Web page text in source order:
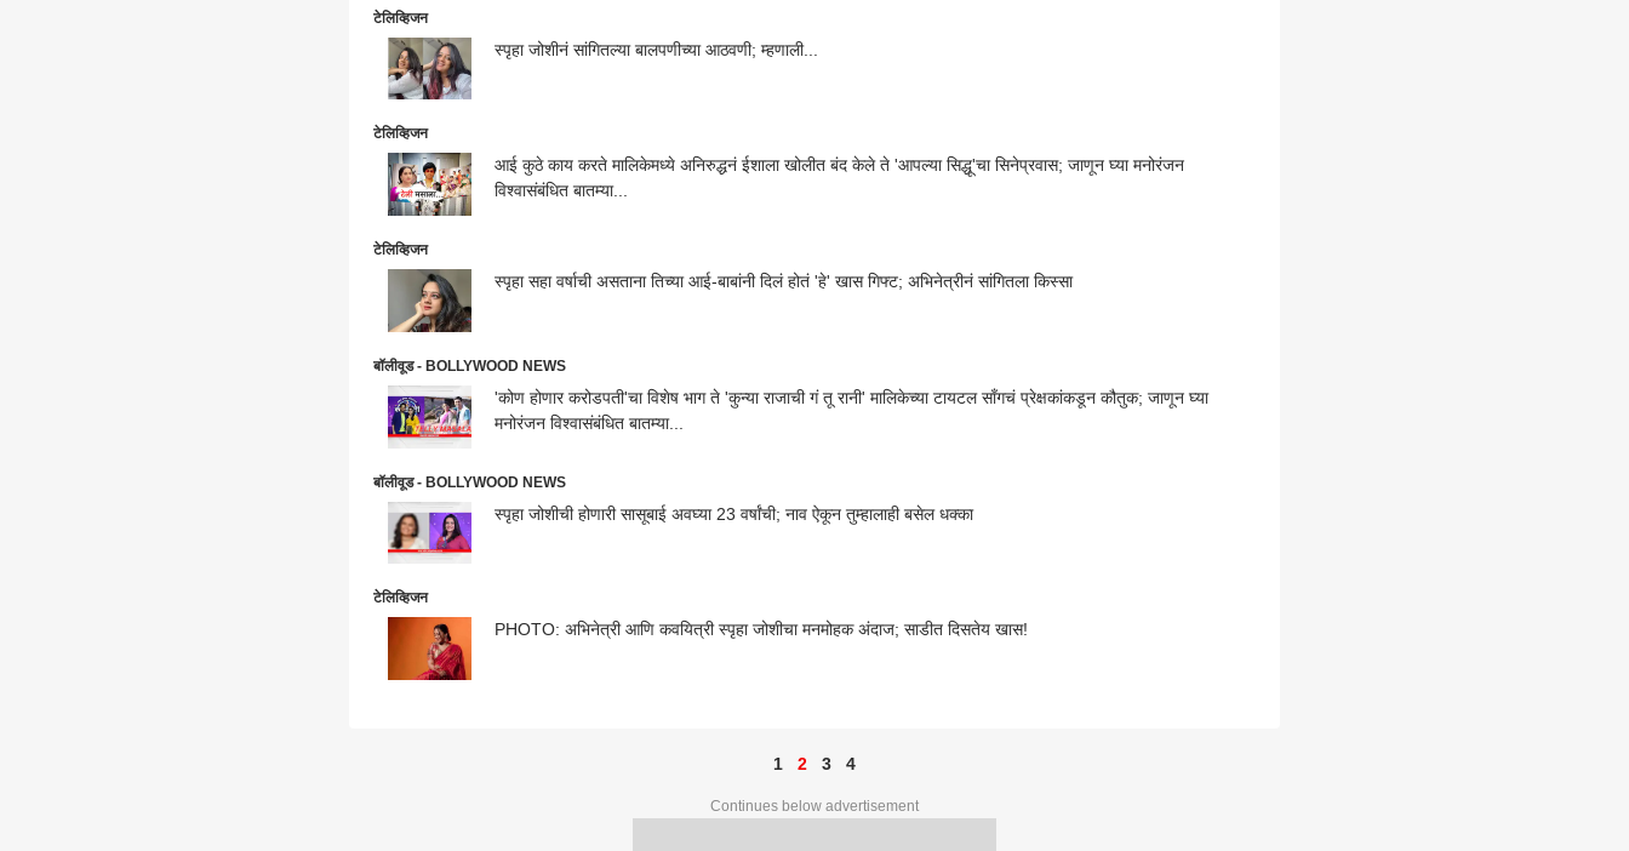
टेलिव्हिजन
स्पृहा जोशीनं सांगितल्या बालपणीच्या आठवणी; म्हणाली...
टेलिव्हिजन
आई कुठे काय करते मालिकेमध्ये अनिरुद्धनं ईशाला खोलीत बंद केले ते 'आपल्या सिद्धू'चा सिनेप्रवास; जाणून घ्या मनोरंजन
विश्वासंबंधित बातम्या...
टेलिव्हिजन
स्पृहा सहा वर्षाची असताना तिच्या आई-बाबांनी दिलं होतं 'हे' खास गिफ्ट; अभिनेत्रीनं सांगितला किस्सा
बॉलीवूड - BOLLYWOOD NEWS
'कोण होणार करोडपती'चा विशेष भाग ते 'कुन्या राजाची गं तू रानी' मालिकेच्या टायटल साँगचं प्रेक्षकांकडून कौतुक; जाणून घ्या
मनोरंजन विश्वासंबंधित बातम्या...
बॉलीवूड - BOLLYWOOD NEWS
स्पृहा जोशीची होणारी सासूबाई अवघ्या 23 वर्षांची; नाव ऐकून तुम्हालाही बसेल धक्का
टेलिव्हिजन
PHOTO: अभिनेत्री आणि कवयित्री स्पृहा जोशीचा मनमोहक अंदाज; साडीत दिसतेय खास!
1 2 3 4
Continues below advertisement